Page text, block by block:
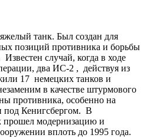
танк. Был создан для
позиций противника и борьбы
случай, когда в ходе
два ИС-2 , действуя из
17 немецких танков и
в качестве штурмового
противника, особенно на
под Кенигсбергом. В
прошел модернизацию и
вплоть до 1995 года.